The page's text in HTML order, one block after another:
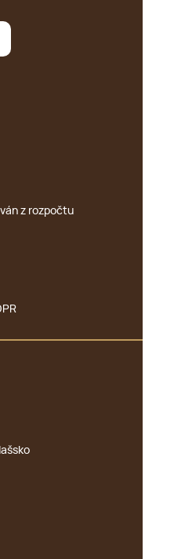
z rozpočtu